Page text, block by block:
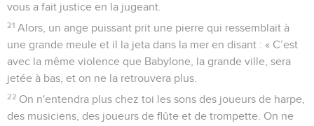
vous a fait justice en la jugeant.
21 Alors, un ange puissant prit une pierre qui ressemblait à
une grande meule et il la jeta dans la mer en disant : « C’est
avec la même violence que Babylone, la grande ville, sera
jetée à bas, et on ne la retrouvera plus.
22 On n'entendra plus chez toi les sons des joueurs de harpe,
des musiciens, des joueurs de flûte et de trompette. On ne